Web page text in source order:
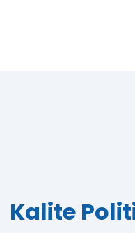
Kalite